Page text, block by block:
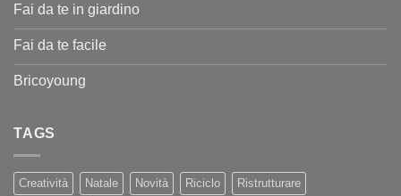
Fai da te in giardino
Fai da te facile
Bricoyoung
TAGS
Creatività Natale Novità Riciclo Ristrutturare